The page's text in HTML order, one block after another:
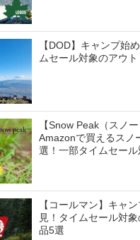
【DOD】キャンプ始
ムセール対象のアウ
【Snow Peak（スノー
Amazonで買えるスノ
選！一部タイムセー
【コールマン】キャ
見！タイムセール対
品5選